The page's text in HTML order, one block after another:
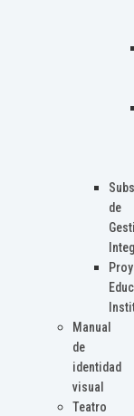
de
Manual
de
identidad
visual
Teatro